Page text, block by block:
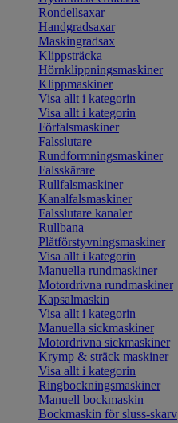
Rondellsaxar
Handgradsaxar
Maskingradsax
Klippsträcka
Hörnklippningsmaskiner
Klippmaskiner
Visa allt i kategorin
Visa allt i kategorin
Förfalsmaskiner
Falsslutare
Rundformningsmaskiner
Falsskärare
Rullfalsmaskiner
Kanalfalsmaskiner
Falsslutare kanaler
Rullbana
Plåtförstyvningsmaskiner
Visa allt i kategorin
Manuella rundmaskiner
Motordrivna rundmaskiner
Kapsalmaskin
Visa allt i kategorin
Manuella sickmaskiner
Motordrivna sickmaskiner
Krymp & sträck maskiner
Visa allt i kategorin
Ringbockningsmaskiner
Manuell bockmaskin
Bockmaskin för sluss-skarv